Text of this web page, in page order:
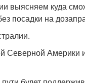
выясняем куда
посадки на
Северной Америки